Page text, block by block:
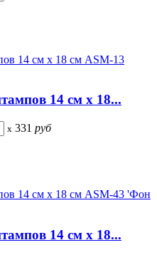
14 см х 18...
x 331 руб
14 см х 18...